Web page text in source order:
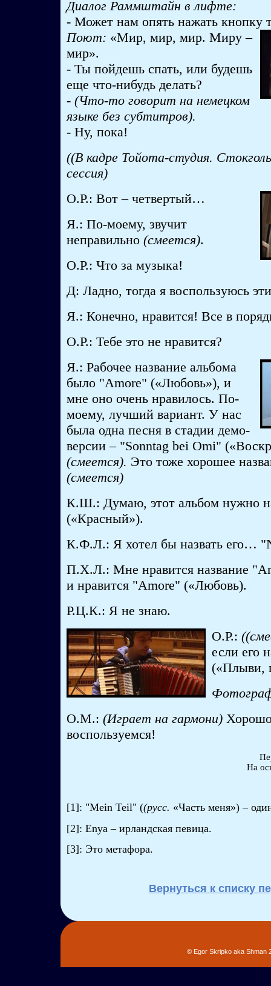
Диалог Раммштайн в лифте:
- Может нам опять нажать кнопку
Поют: «Мир, мир, мир. Миру –
мир».
- Ты пойдешь спать, или будешь
еще что-нибудь делать?
- (Что-то говорит на немецком
языке без субтитров).
- Ну, пока!
((В кадре Тойота-студия.
сессия)
О.Р.: Вот – четвертый…
Я.: По-моему, звучит
неправильно (смеется).
О.Р.: Что за музыка!
Д: Ладно, тогда я воспользуюсь
Я.: Конечно, нравится! Все в
О.Р.: Тебе это не нравится?
Я.: Рабочее название альбома
было "Amore" («Любовь»), и
мне оно очень нравилось. По-
моему, лучший вариант. У нас
была одна песня в стадии демо-
версии – "Sonntag bei Omi"
(смеется). Это тоже хорошее
(смеется)
К.Ш.: Думаю, этот альбом нужно
(«Красный»).
К.Ф.Л.: Я хотел бы назвать его…
П.Х.Л.: Мне нравится название
и нравится "Amore" («Любовь).
Р.Ц.К.: Я не знаю.
О.Р.:
если его
(«Плыви,
О.М.: (Играет на гармони)
воспользуемся!
На
[1]: "Mein Teil" ((русс. «Часть меня») –
[2]: Enya – ирландская певица.
[3]: Это метафора.
Вернуться к списку
© Egor Skripko aka Shman